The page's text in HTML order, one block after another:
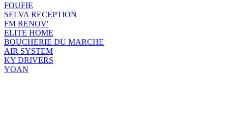
FOUFIE
SELVA RECEPTION
FM RENOV'
ELITE HOME
BOUCHERIE DU MARCHE
AIR SYSTEM
KY DRIVERS
YOAN